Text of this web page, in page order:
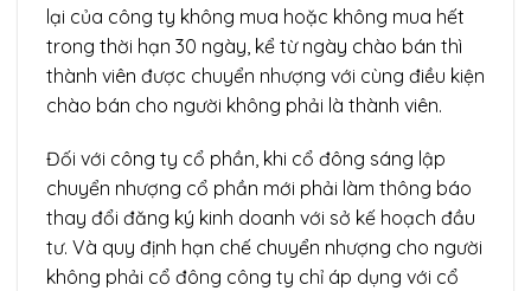
lại của công ty không mua hoặc không mua hết
trong thời hạn 30 ngày, kể từ ngày chào bán thì
thành viên được chuyển nhượng với cùng điều kiện
chào bán cho người không phải là thành viên.
Đối với công ty cổ phần, khi cổ đông sáng lập
chuyển nhượng cổ phần mới phải làm thông báo
thay đổi đăng ký kinh doanh với sở kế hoạch đầu
tư. Và quy định hạn chế chuyển nhượng cho người
không phải cổ đông công ty chỉ áp dụng với cổ